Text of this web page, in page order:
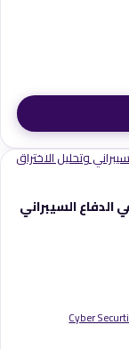
الدفاع السيبراني
Cyber